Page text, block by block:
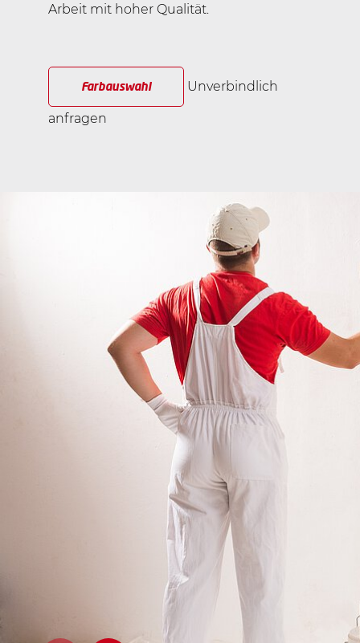
Arbeit mit hoher Qualität.
Farbauswahl Unverbindlich
anfragen